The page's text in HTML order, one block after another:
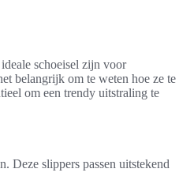
schoeisel zijn voor
belangrijk om te weten hoe ze te
om een trendy uitstraling te
Deze slippers passen uitstekend